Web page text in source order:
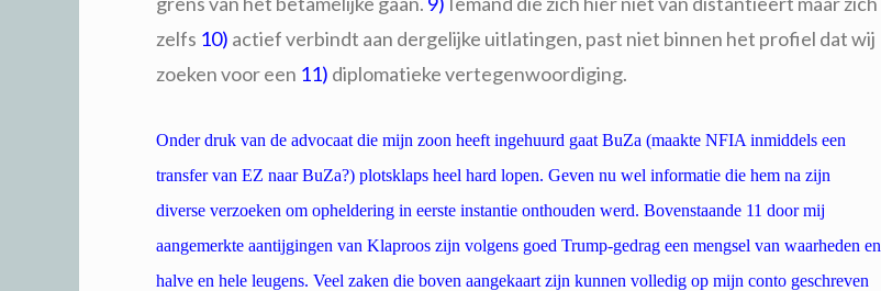
zelfs 10) actief verbindt aan dergelijke uitlatingen, past niet binnen het profiel dat wij
zoeken voor een 11) diplomatieke vertegenwoordiging.
Onder druk van de advocaat die mijn zoon heeft ingehuurd gaat BuZa (maakte NFIA inmiddels een
transfer van EZ naar BuZa?) plotsklaps heel hard lopen. Geven nu wel informatie die hem na zijn
diverse verzoeken om opheldering in eerste instantie onthouden werd. Bovenstaande 11 door mij
aangemerkte aantijgingen van Klaproos zijn volgens goed Trump-gedrag een mengsel van waarheden en
halve en hele leugens. Veel zaken die boven aangekaart zijn kunnen volledig op mijn conto geschreven